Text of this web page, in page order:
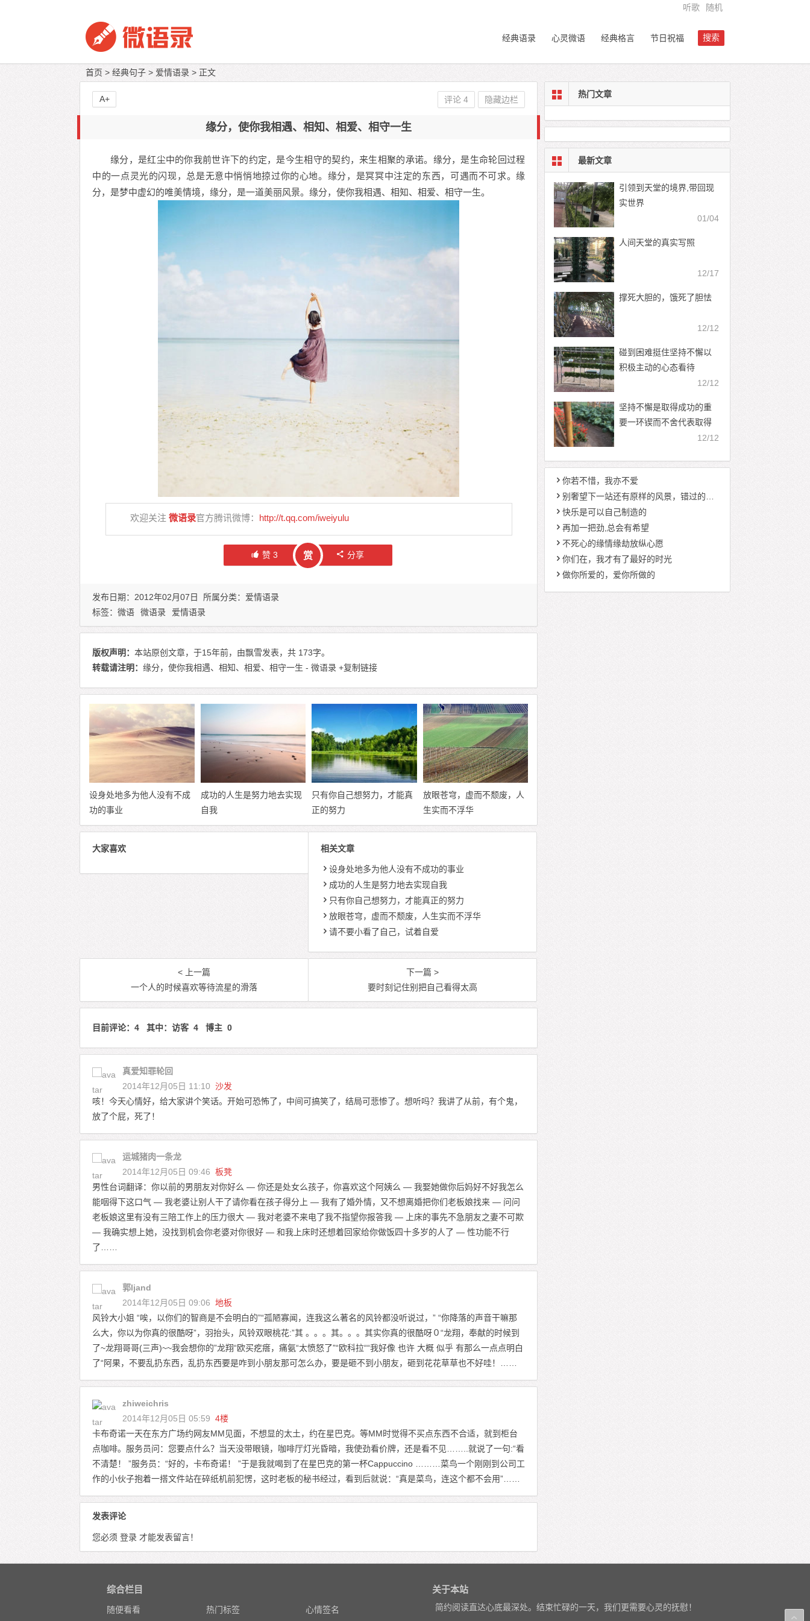
听歌 随机
搜索
经典语录 心灵微语 经典格言 节日祝福
首页 > 经典句子 > 爱情语录 > 正文
缘分，使你我相遇、相知、相爱、相守一生
缘分，是红尘中的你我前世许下的约定，是今生相守的契约，来生相聚的承诺。缘分，是生命轮回过程
中的一点灵光的闪现，总是无意中悄悄地掠过你的心地。缘分，是冥冥中注定的东西，可遇而不可求。缘
分，是梦中虚幻的唯美情境，缘分，是一道美丽风景。缘分，使你我相遇、相知、相爱、相守一生。
欢迎关注 微语录官方腾讯微博： http://t.qq.com/iweiyulu
赞 3 赏 分享
评论 4 隐藏边栏
A+
发布日期：2012年02月07日 所属分类： 爱情语录
标签： 微语 微语录 爱情语录
版权声明： 本站原创文章，于15年前，由飘雪发表，共 173字。
转载请注明： 缘分，使你我相遇、相知、相爱、相守一生 - 微语录 +复制链接
设身处地多为他人没有不成
功的事业
成功的人生是努力地去实现
自我
只有你自己想努力，才能真
正的努力
放眼苍穹，虚而不颓废，人
生实而不浮华
大家喜欢 相关文章
设身处地多为他人没有不成功的事业
成功的人生是努力地去实现自我
只有你自己想努力，才能真正的努力
放眼苍穹，虚而不颓废，人生实而不浮华
请不要小看了自己，试着自爱
< 上一篇
一个人的时候喜欢等待流星的滑落
下一篇 >
要时刻记住别把自己看得太高
目前评论：4 其中：访客 4 博主 0
真爱知罪轮回
2014年12月05日 11:10 沙发
咳！今天心情好，给大家讲个笑话。开始可恐怖了，中间可搞笑了，结局可悲惨了。想听吗？我讲了从前，有个鬼，
放了个屁，死了！
运城猪肉一条龙
2014年12月05日 09:46 板凳
男性台词翻译：你以前的男朋友对你好么 — 你还是处女么孩子，你喜欢这个阿姨么 — 我娶她做你后妈好不好我怎么
能咽得下这口气 — 我老婆让别人干了请你看在孩子得分上 — 我有了婚外情，又不想离婚把你们老板娘找来 — 问问
老板娘这里有没有三陪工作上的压力很大 — 我对老婆不来电了我不指望你报答我 — 上床的事先不急朋友之妻不可欺
— 我确实想上她，没找到机会你老婆对你很好 — 和我上床时还想着回家给你做饭四十多岁的人了 — 性功能不行
了……
郭ljand
2014年12月05日 09:06 地板
风铃大小姐 “唉，以你们的智商是不会明白的”“孤陋寡闻，连我这么著名的风铃都没听说过，” “你降落的声音干嘛那
么大，你以为你真的很酷呀”，羽抬头，风铃双眼桃花:”其 。。。其。。。其实你真的很酷呀０“龙翔，奉献的时候到
了~龙翔哥哥(三声)~~我会想你的”龙翔“欧买疙瘩，痛氨“太愤怒了”“欧科拉““我好像 也许 大概 似乎 有那么一点点明白
了“阿果，不要乱扔东西，乱扔东西要是咋到小朋友那可怎么办，要是砸不到小朋友，砸到花花草草也不好哇！……
zhiweichris
2014年12月05日 05:59 4楼
卡布奇诺一天在东方广场约网友MM见面，不想显的太土，约在星巴克。等MM时觉得不买点东西不合适，就到柜台
点咖啡。服务员问：您要点什么？当天没带眼镜，咖啡厅灯光昏暗，我使劲看价牌，还是看不见……..就说了一句:“看
不清楚！ ”服务员：“好的，卡布奇诺！ ”于是我就喝到了在星巴克的第一杯Cappuccino ………菜鸟一个刚刚到公司工
作的小伙子抱着一搭文件站在碎纸机前犯愣，这时老板的秘书经过，看到后就说：“真是菜鸟，连这个都不会用”……
发表评论
您必须 登录 才能发表留言！
热门文章
最新文章
引领到天堂的境界,带回现
实世界
01/04
人间天堂的真实写照
12/17
撑死大胆的，饿死了胆怯
12/12
碰到困难挺住坚持不懈以
积极主动的心态看待
12/12
坚持不懈是取得成功的重
要一环锲而不舍代表取得
12/12
你若不惜，我亦不爱
别奢望下一站还有原样的风景，错过的东西或许就是无期
快乐是可以自己制造的
再加一把劲,总会有希望
不死心的缘情缘劫放纵心愿
你们在，我才有了最好的时光
做你所爱的，爱你所做的
综合栏目
随便看看 热门标签
心情签名
关于本站
简约阅读直达心底最深处。结束忙碌的一天，我们更需要心灵的抚慰！